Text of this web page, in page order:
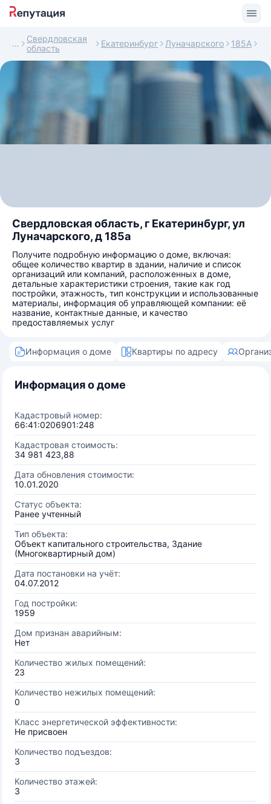
Свердловская
область
Екатеринбург Луначарского 185А
Свердловская область, г Екатеринбург, ул
Луначарского, д 185а
Получите подробную информацию о доме, включая:
общее количество квартир в здании, наличие и список
организаций или компаний, расположенных в доме,
детальные характеристики строения, такие как год
постройки, этажность, тип конструкции и использованные
материалы, информация об управляющей компании: её
название, контактные данные, и качество
предоставляемых услуг
Информация о доме Квартиры по адресу
Информация о доме
Кадастровый номер:
66:41:0206901:248
Кадастровая стоимость:
34 981 423,88
Дата обновления стоимости:
10.01.2020
Статус объекта:
Ранее учтенный
Тип объекта:
Объект капитального строительства, Здание
(Многоквартирный дом)
Дата постановки на учёт:
04.07.2012
Год постройки:
1959
Дом признан аварийным:
Нет
Количество жилых помещений:
23
Количество нежилых помещений:
0
Класс энергетической эффективности:
Не присвоен
Количество подъездов:
3
Количество этажей:
3